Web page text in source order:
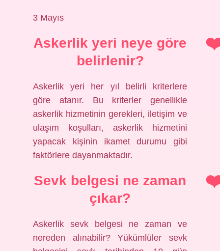
3 Mayıs
Askerlik yeri neye göre
belirlenir?
Askerlik yeri her yıl belirli kriterlere
göre atanır. Bu kriterler genellikle
askerlik hizmetinin gerekleri, iletişim ve
ulaşım koşulları, askerlik hizmetini
yapacak kişinin ikamet durumu gibi
faktörlere dayanmaktadır.
Sevk belgesi ne zaman
çıkar?
Askerlik sevk belgesi ne zaman ve
nereden alınabilir? Yükümlüler sevk